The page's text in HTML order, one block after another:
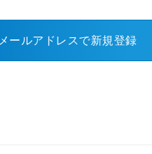
メールアドレスで新規登録